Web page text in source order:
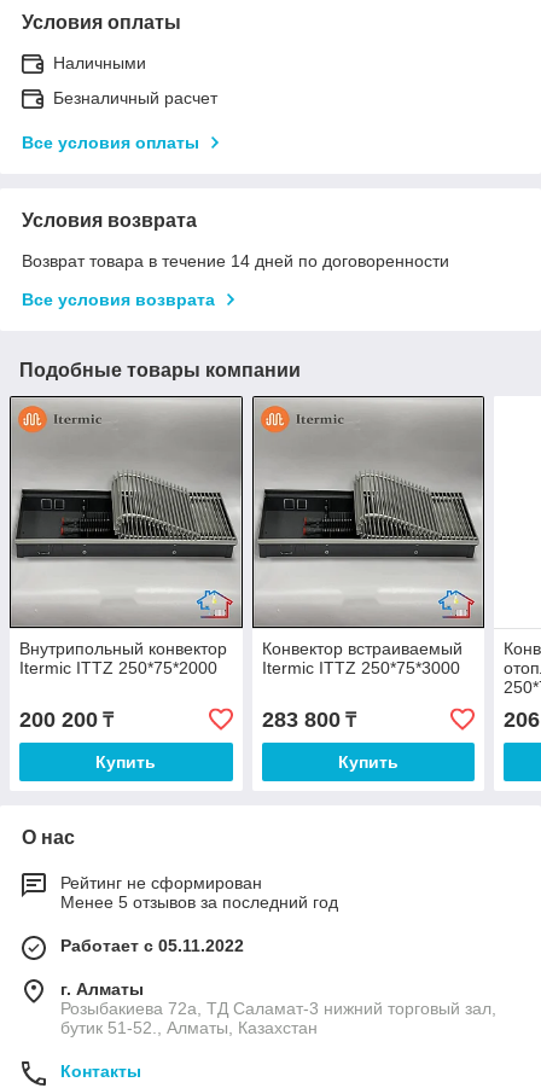
Условия оплаты
Наличными
Безналичный расчет
Все условия оплаты
Условия возврата
Возврат товара в течение 14 дней по договоренности
Все условия возврата
Подобные товары компании
Внутрипольный конвектор
Itermic ITTZ 250*75*2000
200 200 ₸
Купить
Конвектор встраиваемый
Itermic ITTZ 250*75*3000
283 800₸
Купить
О нас
Рейтинг не сформирован
Менее 5 отзывов за последний год
Работает с 05.11.2022
г. Алматы
Розыбакиева 72а, ТД Саламат-3 нижний торговый зал,
бутик 51-52., Алматы, Казахстан
Контакты